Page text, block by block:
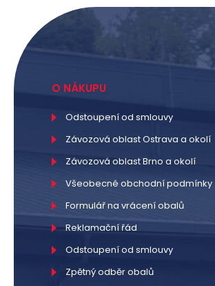
O NÁKUPU
Odstoupení od smlouvy
Závozová oblast Ostrava a okolí
Závozová oblast Brno a okolí
Všeobecné obchodní podmínky
Formulář na vrácení obalů
Reklamační řád
Odstoupení od smlouvy
Zpětný odběr obalů